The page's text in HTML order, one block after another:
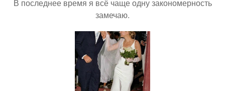
В последнее время я всё чаще одну закономерность
замечаю.